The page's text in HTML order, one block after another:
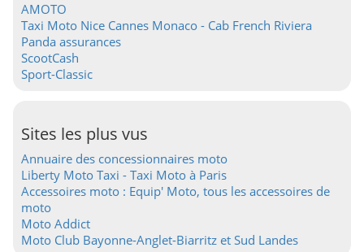
AMOTO
Taxi Moto Nice Cannes Monaco - Cab French Riviera
Panda assurances
ScootCash
Sport-Classic
Sites les plus vus
Annuaire des concessionnaires moto
Liberty Moto Taxi - Taxi Moto à Paris
Accessoires moto : Equip' Moto, tous les accessoires de
moto
Moto Addict
Moto Club Bayonne-Anglet-Biarritz et Sud Landes